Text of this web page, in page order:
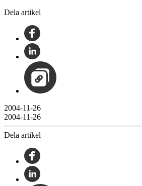
Dela artikel
2004-11-26
2004-11-26
Dela artikel